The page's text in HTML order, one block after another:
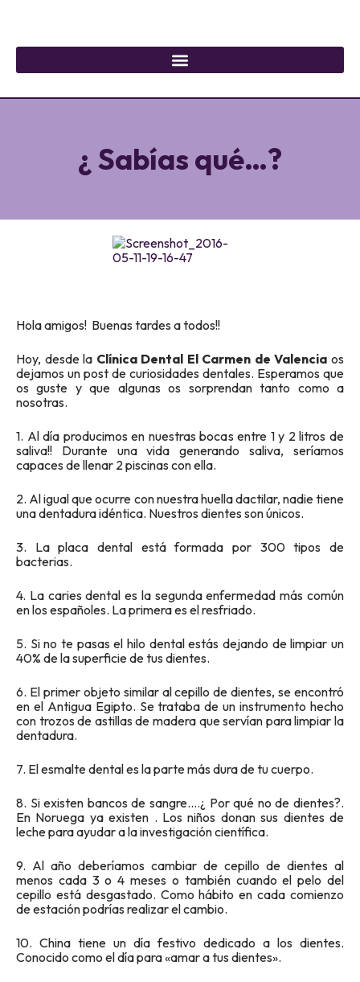
¿ Sabías qué…?
Hola amigos! Buenas tardes a todos!!
Hoy, desde la Clínica Dental El Carmen de Valencia os
dejamos un post de curiosidades dentales. Esperamos que
os guste y que algunas os sorprendan tanto como a
nosotras.
1. Al día producimos en nuestras bocas entre 1 y 2 litros de
saliva!! Durante una vida generando saliva, seríamos
capaces de llenar 2 piscinas con ella.
2. Al igual que ocurre con nuestra huella dactilar, nadie tiene
una dentadura idéntica. Nuestros dientes son únicos.
3. La placa dental está formada por 300 tipos de
bacterias.
4. La caries dental es la segunda enfermedad más común
en los españoles. La primera es el resfriado.
5. Si no te pasas el hilo dental estás dejando de limpiar un
40% de la superficie de tus dientes.
6. El primer objeto similar al cepillo de dientes, se encontró
en el Antigua Egipto. Se trataba de un instrumento hecho
con trozos de astillas de madera que servían para limpiar la
dentadura.
7. El esmalte dental es la parte más dura de tu cuerpo.
8. Si existen bancos de sangre….¿ Por qué no de dientes?.
En Noruega ya existen . Los niños donan sus dientes de
leche para ayudar a la investigación científica.
9. Al año deberíamos cambiar de cepillo de dientes al
menos cada 3 o 4 meses o también cuando el pelo del
cepillo está desgastado. Como hábito en cada comienzo
de estación podrías realizar el cambio.
10. China tiene un día festivo dedicado a los dientes.
Conocido como el día para «amar a tus dientes».